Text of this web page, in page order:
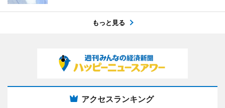
もっと見る
アクセスランキング